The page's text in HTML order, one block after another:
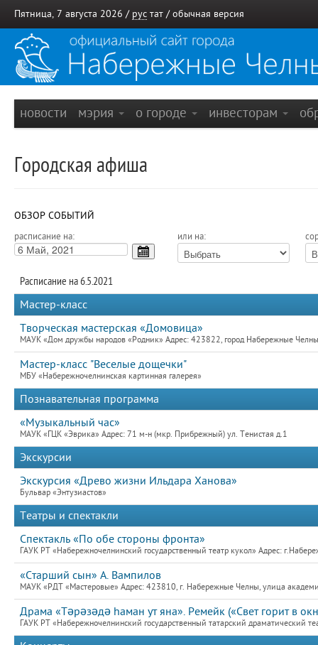
Пятница, 7 августа 2026 / рус тат / обычная версия
новости мэрия о городе инвесторам
Городская афиша
ОБЗОР СОБЫТИЙ
расписание на: или на:
Расписание на 6.5.2021
Мастер-класс
Творческая мастерская «Домовица»
МАУК «Дом дружбы народов «Родник» Адрес: 423822, город Набережные
Мастер-класс "Веселые дощечки"
МБУ «Набережночелнинская картинная галерея»
Познавательная программа
«Музыкальный час»
МАУК «ГЦК «Эврика» Адрес: 71 м-н (мкр. Прибрежный) ул. Тенистая д.1
Экскурсии
Экскурсия «Древо жизни Ильдара Ханова»
Бульвар «Энтузиастов»
Театры и спектакли
Спектакль «По обе стороны фронта»
ГАУК РТ «Набережночелнинский государственный театр кукол» Адрес:
«Старший сын» А. Вампилов
МАУК «РДТ «Мастеровые» Адрес: 423810, г. Набережные Челны, улица
Драма «Тәрәзәдә hаман ут яна». Ремейк («Свет горит в
ГАУК РТ «Набережночелнинский государственный татарский драматический